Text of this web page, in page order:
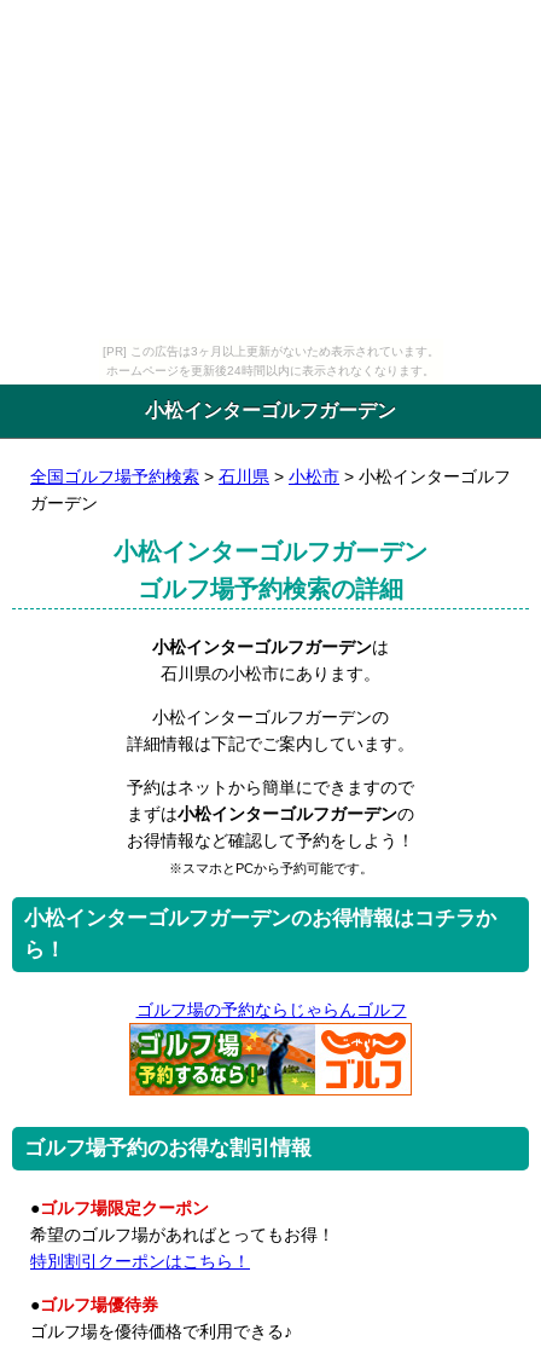
[PR] この広告は3ヶ月以上更新がないため表示されています。
ホームページを更新後24時間以内に表示されなくなります。
小松インターゴルフガーデン
全国ゴルフ場予約検索 > 石川県 > 小松市 > 小松インターゴルフ
ガーデン
小松インターゴルフガーデン
ゴルフ場予約検索の詳細
小松インターゴルフガーデンは
石川県の小松市にあります。
小松インターゴルフガーデンの
詳細情報は下記でご案内しています。
予約はネットから簡単にできますので
まずは小松インターゴルフガーデンの
お得情報など確認して予約をしよう！
※スマホとPCから予約可能です。
小松インターゴルフガーデンのお得情報はコチラか
ら！
ゴルフ場の予約ならじゃらんゴルフ
ゴルフ場予約のお得な割引情報
●ゴルフ場限定クーポン
希望のゴルフ場があればとってもお得！
特別割引クーポンはこちら！
●ゴルフ場優待券
ゴルフ場を優待価格で利用できる♪